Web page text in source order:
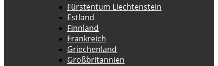
Fürstentum Liechtenstein
Estland
Finnland
Frankreich
Griechenland
Großbritannien